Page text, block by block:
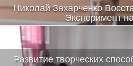
Николай Захарченко
Эксперимент
Развитие творческих